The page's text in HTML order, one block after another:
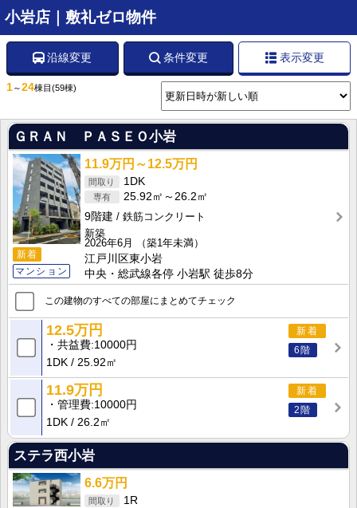
小岩店｜敷礼ゼロ物件
沿線変更 条件変更 表示変更
1～24棟目 (59棟)
ＧＲＡＮ ＰＡＳＥＯ小岩
新着
マンション
11.9万円～12.5万円
1DK
25.92㎡～26.2㎡
9階建
鉄筋コンクリート
新築
2026年6月
（築1年未満）
江戸川区東小岩
中央・総武線各停 小岩駅 徒歩8分
この建物のすべての部屋にまとめてチェック
新着
6階
12.5万円
共益費 10000円
1DK
25.92㎡
新着
2階
11.9万円
管理費 10000円
1DK
26.2㎡
ステラ西小岩
6.6万円
1R